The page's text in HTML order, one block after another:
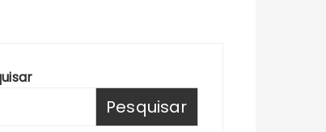
Pesquisar